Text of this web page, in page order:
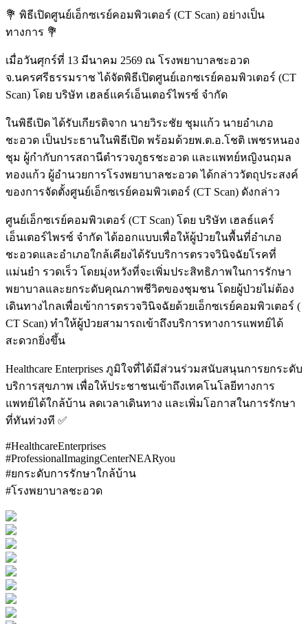
💐 พิธีเปิดศูนย์เอ็กซเรย์คอมพิวเตอร์ (CT Scan) อย่างเป็น
ทางการ 💐
เมื่อวันศุกร์ที่ 13 มีนาคม 2569 ณ โรงพยาบาลชะอวด
จ.นครศรีธรรมราช ได้จัดพิธีเปิดศูนย์เอกซเรย์คอมพิวเตอร์ (CT
Scan) โดย บริษัท เฮลธ์แคร์เอ็นเตอร์ไพรซ์ จำกัด
ในพิธีเปิด ได้รับเกียรติจาก นายวิระชัย ชุมแก้ว นายอำเภอ
ชะอวด เป็นประธานในพิธีเปิด พร้อมด้วยพ.ต.อ.โชติ เพชรหนอง
ชุม ผู้กำกับการสถานีตำรวจภูธรชะอวด และแพทย์หญิงนฤมล
ทองแก้ว ผู้อำนวยการโรงพยาบาลชะอวด ได้กล่าววัตถุประสงค์
ของการจัดตั้งศูนย์เอ็กซเรย์คอมพิวเตอร์ (CT Scan) ดังกล่าว
ศูนย์เอ็กซเรย์คอมพิวเตอร์ (CT Scan) โดย บริษัท เฮลธ์แคร์
เอ็นเตอร์ไพรซ์ จำกัด ได้ออกแบบเพื่อให้ผู้ป่วยในพื้นที่อำเภอ
ชะอวดและอำเภอใกล้เคียงได้รับบริการตรวจวินิจฉัยโรคที่
แม่นยำ รวดเร็ว โดยมุ่งหวังที่จะเพิ่มประสิทธิภาพในการรักษา
พยาบาลและยกระดับคุณภาพชีวิตของชุมชน โดยผู้ป่วยไม่ต้อง
เดินทางไกลเพื่อเข้าการตรวจวินิจฉัยด้วยเอ็กซเรย์คอมพิวเตอร์ (
CT Scan) ทำให้ผู้ป่วยสามารถเข้าถึงบริการทางการแพทย์ได้
สะดวกยิ่งขึ้น
Healthcare Enterprises ภูมิใจที่ได้มีส่วนร่วมสนับสนุนการยกระดับ
บริการสุขภาพ เพื่อให้ประชาชนเข้าถึงเทคโนโลยีทางการ
แพทย์ได้ใกล้บ้าน ลดเวลาเดินทาง และเพิ่มโอกาสในการรักษา
ที่ทันท่วงที ✅
#HealthcareEnterprises
#ProfessionalImagingCenterNEARyou
#ยกระดับการรักษาใกล้บ้าน
#โรงพยาบาลชะอวด